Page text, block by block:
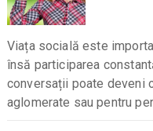
Viața socială este
însă participarea
conversații poate deveni
aglomerate sau pentru